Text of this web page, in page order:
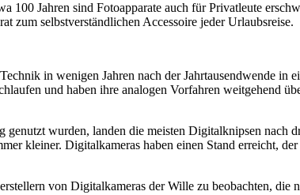
Jahren sind Fotoapparate auch für Privatleute
zum selbstverständlichen Accessoire jeder Urlaubsreise.
in wenigen Jahren nach der Jahrtausendwende in
und haben ihre analogen Vorfahren weitgehend
wurden, landen die meisten Digitalknipsen nach
kleiner. Digitalkameras haben einen Stand erreicht,
von Digitalkameras der Wille zu beobachten,